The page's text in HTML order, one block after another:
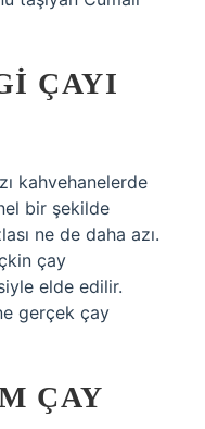
ÇAYI
kahvehanelerde
bir şekilde
ne de daha azı.
çay
elde edilir.
gerçek çay
ÇAY